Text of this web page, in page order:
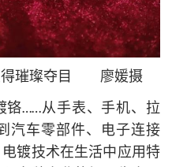
得璀璨夺目 廖媛摄
铬……从手表、手机、拉
汽车零部件、电子连接
镀技术在生活中应用特